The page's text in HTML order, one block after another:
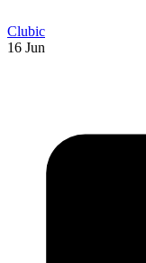
Clubic
16 Jun